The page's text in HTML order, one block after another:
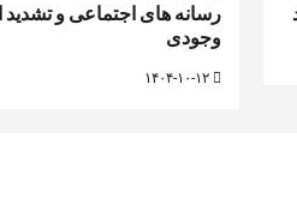
رسانه های اجتماعی و
وجودی
۱۴۰۴-۱۰-۱۲